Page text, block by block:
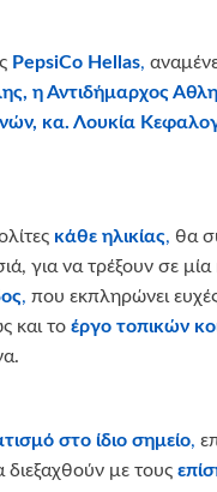
PepsiCo Hellas,
η Αντιδήμαρχος
κα. Λουκία
κάθε ηλικίας, θα
για να τρέξουν σε
, που εκπληρώνει
και το έργο τοπικών
στο ίδιο σημείο,
με τους